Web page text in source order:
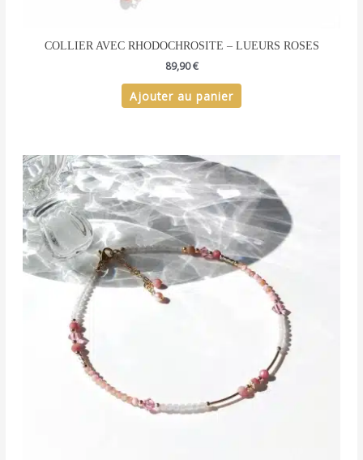
COLLIER AVEC RHODOCHROSITE – LUEURS ROSES
89,90€
Ajouter au panier